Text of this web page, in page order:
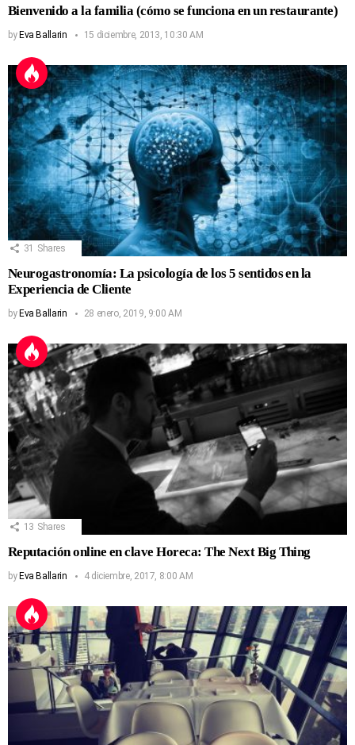
Bienvenido a la familia (cómo se funciona en un restaurante)
by Eva Ballarin 15 diciembre, 2013, 10:30 AM
31 Shares
Neurogastronomía: La psicología de los 5 sentidos en la
Experiencia de Cliente
by Eva Ballarin 28 enero, 2019, 9:00 AM
13 Shares
Reputación online en clave Horeca: The Next Big Thing
by Eva Ballarin 4 diciembre, 2017, 8:00 AM